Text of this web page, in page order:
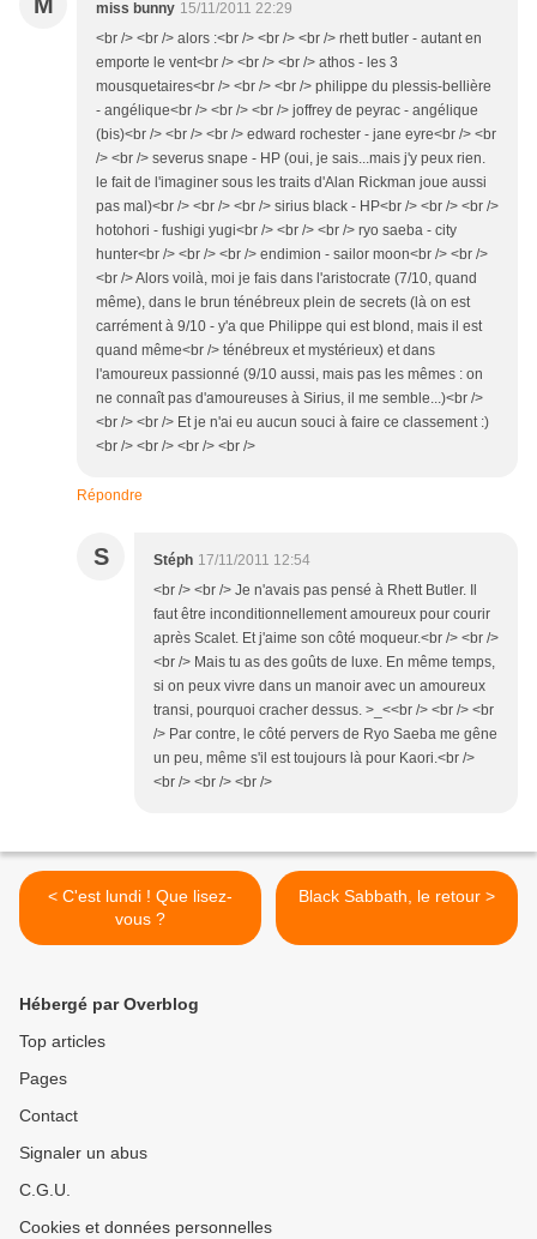
miss bunny 15/11/2011 22:29
<br /> <br /> alors :<br /> <br /> <br /> rhett butler - autant en
emporte le vent<br /> <br /> <br /> athos - les 3
mousquetaires<br /> <br /> <br /> philippe du plessis-bellière
- angélique<br /> <br /> <br /> joffrey de peyrac - angélique
(bis)<br /> <br /> <br /> edward rochester - jane eyre<br /> <br
/> <br /> severus snape - HP (oui, je sais...mais j'y peux rien.
le fait de l'imaginer sous les traits d'Alan Rickman joue aussi
pas mal)<br /> <br /> <br /> sirius black - HP<br /> <br /> <br />
hotohori - fushigi yugi<br /> <br /> <br /> ryo saeba - city
hunter<br /> <br /> <br /> endimion - sailor moon<br /> <br />
<br /> Alors voilà, moi je fais dans l'aristocrate (7/10, quand
même), dans le brun ténébreux plein de secrets (là on est
carrément à 9/10 - y'a que Philippe qui est blond, mais il est
quand même<br /> ténébreux et mystérieux) et dans
l'amoureux passionné (9/10 aussi, mais pas les mêmes : on
ne connaît pas d'amoureuses à Sirius, il me semble...)<br />
<br /> <br /> Et je n'ai eu aucun souci à faire ce classement :)
<br /> <br /> <br /> <br />
Répondre
S Stéph 17/11/2011 12:54
<br /> <br /> Je n'avais pas pensé à Rhett Butler. Il
faut être inconditionnellement amoureux pour courir
après Scalet. Et j'aime son côté moqueur.<br /> <br />
<br /> Mais tu as des goûts de luxe. En même temps,
si on peux vivre dans un manoir avec un amoureux
transi, pourquoi cracher dessus. >_<<br /> <br /> <br
/> Par contre, le côté pervers de Ryo Saeba me gêne
un peu, même s'il est toujours là pour Kaori.<br />
<br /> <br /> <br />
< C'est lundi ! Que lisez-
vous ?
Black Sabbath, le retour >
Hébergé par Overblog
Top articles
Pages
Contact
Signaler un abus
C.G.U.
Cookies et données personnelles